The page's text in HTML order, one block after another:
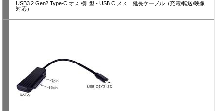
USB3.2 Gen2 Type-C オス 横L型 - USB C メス 延長ケーブル（充電/転送/映像
対応）